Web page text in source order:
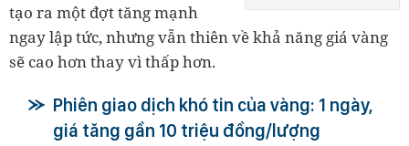
tạo ra một đợt tăng mạnh
ngay lập tức, nhưng vẫn thiên về khả năng giá vàng
sẽ cao hơn thay vì thấp hơn.
Phiên giao dịch khó tin của vàng: 1 ngày,
giá tăng gần 10 triệu đồng/lượng